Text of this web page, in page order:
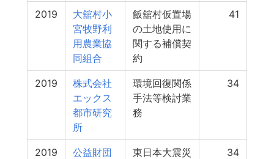
2019
大舘村小
宮牧野利
用農業協
同組合
飯舘村仮置場
の土地使用に
関する補償契
約
41
2019
株式会社
エックス
都市研究
所
環境回復関係
手法等検討業
務
34
2019
公益財団
東日本大震災
34